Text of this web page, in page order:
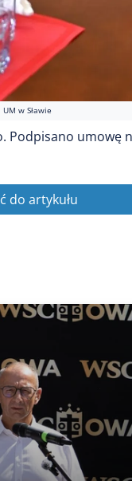
UM w Sławie
Podpisano umowę
do artykułu